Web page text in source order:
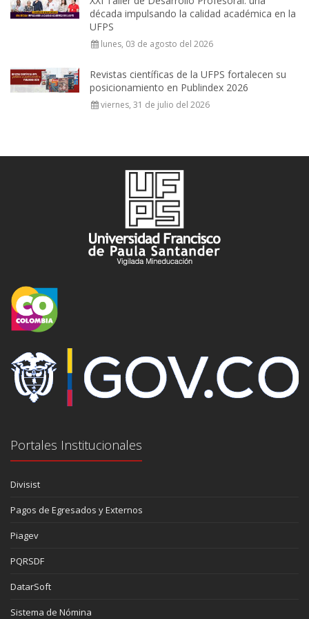
década impulsando la calidad académica en la
UFPS
lunes, 03 de agosto del 2026
Revistas científicas de la UFPS fortalecen su
posicionamiento en Publindex 2026
viernes, 31 de julio del 2026
Portales Institucionales
Divisist
Pagos de Egresados y Externos
Piagev
PQRSDF
DatarSoft
Sistema de Nómina